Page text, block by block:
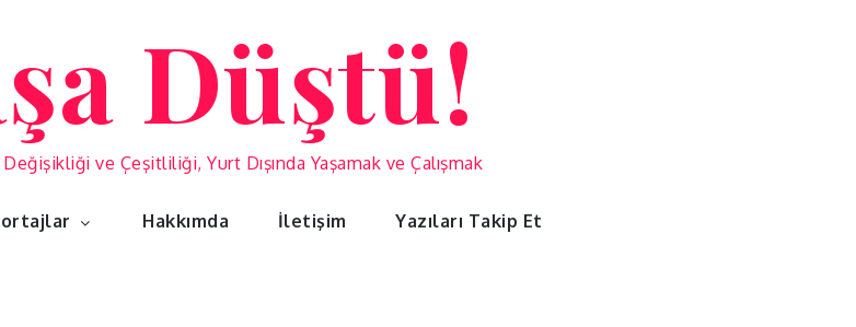
Düştü!
ve Çeşitliliği, Yurt Dışında Yaşamak ve Çalışmak
Hakkımda İletişim Yazıları Takip Et